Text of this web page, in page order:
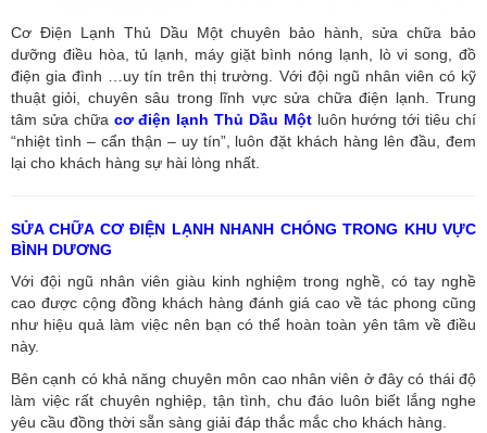
Cơ Điện Lạnh Thủ Dầu Một chuyên bảo hành, sửa chữa bảo
dưỡng điều hòa, tủ lạnh, máy giặt bình nóng lạnh, lò vi song, đồ
điện gia đình …uy tín trên thị trường. Với đội ngũ nhân viên có kỹ
thuật giỏi, chuyên sâu trong lĩnh vực sửa chữa điện lạnh. Trung
tâm sửa chữa cơ điện lạnh Thủ Dầu Mộtluôn hướng tới tiêu chí
“nhiệt tình – cẩn thận – uy tín”, luôn đặt khách hàng lên đầu, đem
lại cho khách hàng sự hài lòng nhất.
SỬA CHỮA CƠ ĐIỆN LẠNH NHANH CHÓNG TRONG KHU VỰC
BÌNH DƯƠNG
Với đội ngũ nhân viên giàu kinh nghiệm trong nghề, có tay nghề
cao được cộng đồng khách hàng đánh giá cao về tác phong cũng
như hiệu quả làm việc nên bạn có thể hoàn toàn yên tâm về điều
này.
Bên cạnh có khả năng chuyên môn cao nhân viên ở đây có thái độ
làm việc rất chuyên nghiệp, tận tình, chu đáo luôn biết lắng nghe
yêu cầu đồng thời sẵn sàng giải đáp thắc mắc cho khách hàng.